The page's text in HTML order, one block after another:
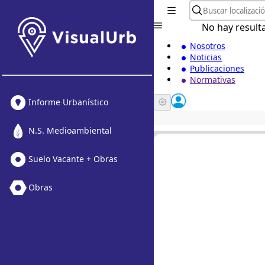
Informe Urbanístico
N.S. Medioambiental
Suelo Vacante + Obras
Obras
No hay
Nosotros
Noticias
Publicaciones
Normativas